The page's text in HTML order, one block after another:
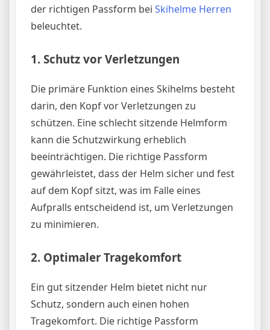
der richtigen Passform bei Skihelme Herren
beleuchtet.
1. Schutz vor Verletzungen
Die primäre Funktion eines Skihelms besteht
darin, den Kopf vor Verletzungen zu
schützen. Eine schlecht sitzende Helmform
kann die Schutzwirkung erheblich
beeinträchtigen. Die richtige Passform
gewährleistet, dass der Helm sicher und fest
auf dem Kopf sitzt, was im Falle eines
Aufpralls entscheidend ist, um Verletzungen
zu minimieren.
2. Optimaler Tragekomfort
Ein gut sitzender Helm bietet nicht nur
Schutz, sondern auch einen hohen
Tragekomfort. Die richtige Passform